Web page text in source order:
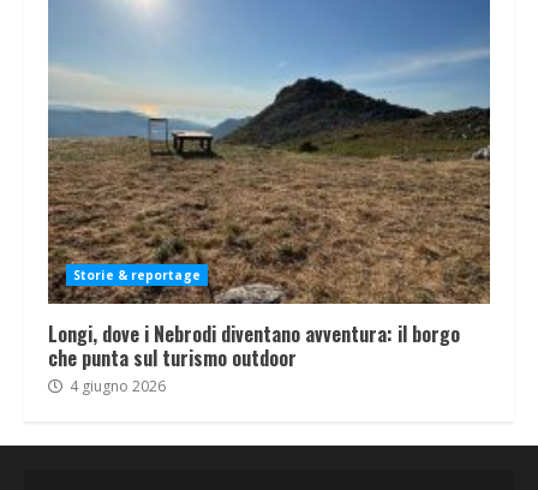
Storie & reportage
Longi, dove i Nebrodi diventano avventura: il borgo
che punta sul turismo outdoor
4 giugno 2026